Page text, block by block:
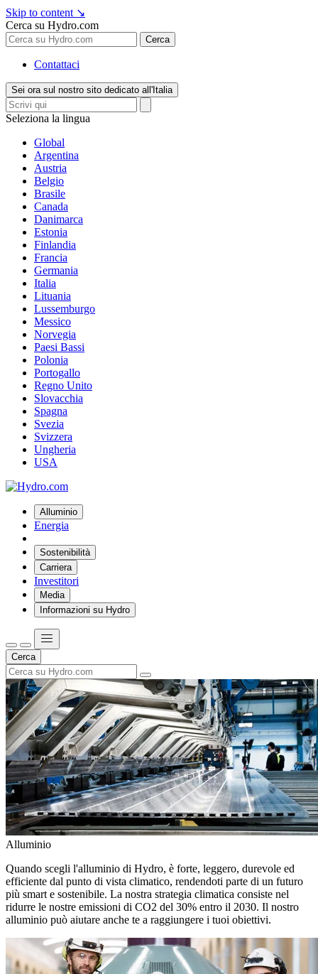
Skip to content ↘
Cerca su Hydro.com
Cerca
Contattaci
Sei ora sul nostro sito dedicato all'Italia
Seleziona la lingua
Global
Argentina
Austria
Belgio
Brasile
Canada
Danimarca
Estonia
Finlandia
Francia
Germania
Italia
Lituania
Lussemburgo
Messico
Norvegia
Paesi Bassi
Polonia
Portogallo
Regno Unito
Slovacchia
Spagna
Svezia
Svizzera
Ungheria
USA
Alluminio
Energia
Sostenibilità
Carriera
Investitori
Media
Informazioni su Hydro
Cerca
Alluminio
Quando scegli l'alluminio di Hydro, è forte, leggero, durevole ed
efficiente dal punto di vista climatico, rendendoti parte di un futuro
più smart e sostenibile. La nostra strategia climatica consiste nel
ridurre le nostre emissioni di CO2 del 30% entro il 2030. Il nostro
alluminio può aiutare anche te a raggiungere i tuoi obiettivi.